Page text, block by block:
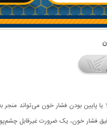
پایین بودن فشار خون می‌تواند
فشار خون، یک ضرورت غیرقابل